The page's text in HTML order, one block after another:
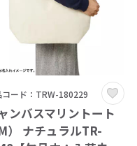
コード：TRW-180229
ンバスマリントート
M） ナチュラルTR-